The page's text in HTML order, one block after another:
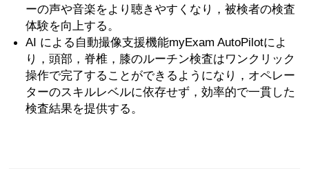
ーの声や音楽をより聴きやすくなり，被検者の検査
体験を向上する。
AI による自動撮像支援機能myExam AutoPilotによ
り，頭部，脊椎，膝のルーチン検査はワンクリック
操作で完了することができるようになり，オペレー
ターのスキルレベルに依存せず，効率的で一貫した
検査結果を提供する。